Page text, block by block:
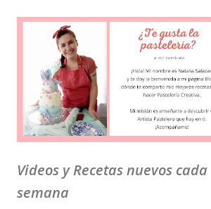
Ir al contenido principal
Videos y Recetas nuevos cada
semana